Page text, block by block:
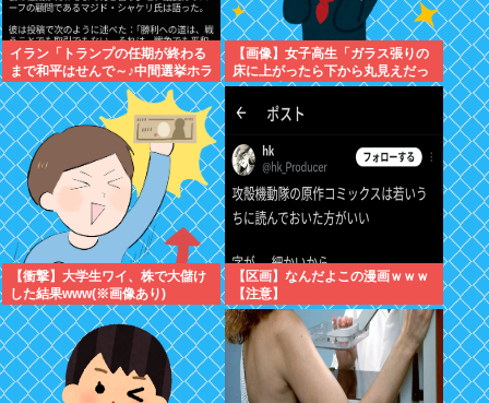
イラン「トランプの任期が終わる
まで和平はせんで～♪中間選挙ホラ
ホラホラホラ」
【画像】女子高生「ガラス張りの
床に上がったら下から丸見えだっ
たｗ」ﾊﾟｼｬ
【衝撃】大学生ワイ、株で大儲け
した結果www(※画像あり)
【区画】なんだよこの漫画ｗｗｗ
【注意】